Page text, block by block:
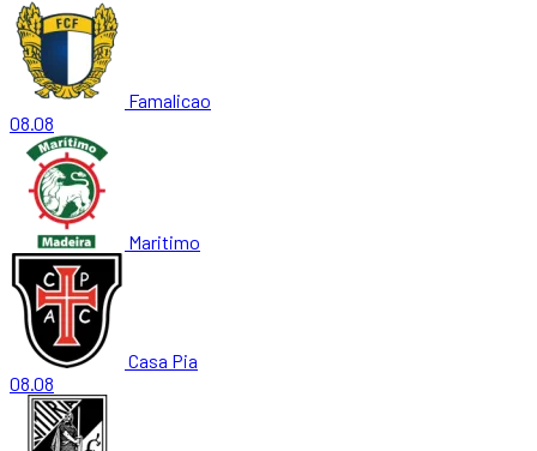
Famalicao
08.08
Maritimo
Casa Pia
08.08